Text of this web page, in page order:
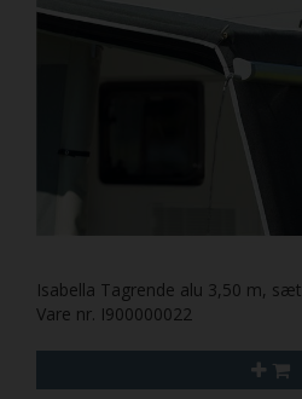
Isabella Tagrende alu 3,50 m, sæt
Vare nr. I900000022